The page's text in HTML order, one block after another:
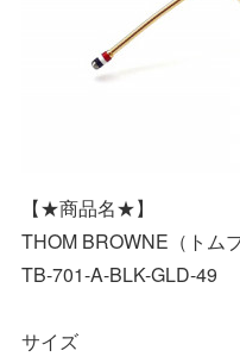
【★商品名★】
THOM BROWNE（トム
TB-701-A-BLK-GLD-49
サイズ